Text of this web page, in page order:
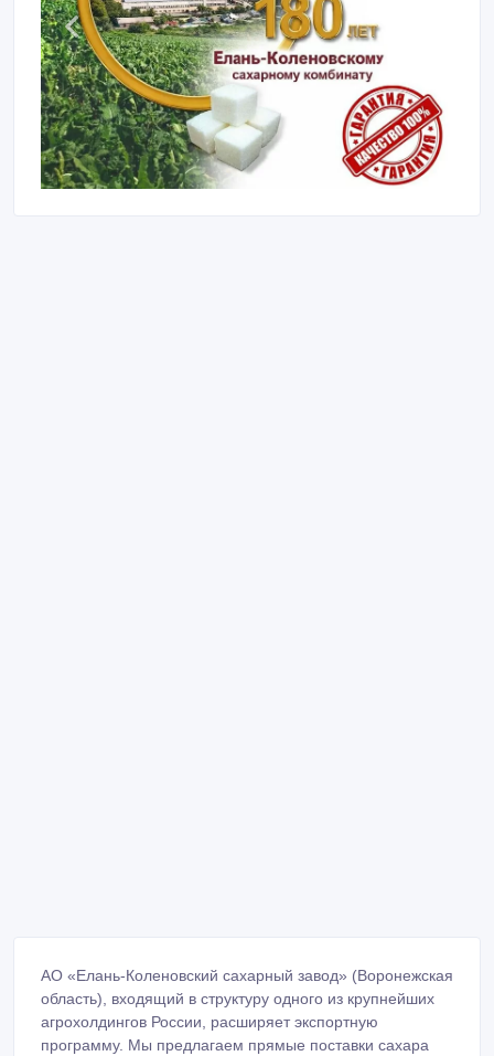
АО «Елань-Коленовский сахарный завод» (Воронежская
область), входящий в структуру одного из крупнейших
агрохолдингов России, расширяет экспортную
программу. Мы предлагаем прямые поставки сахара